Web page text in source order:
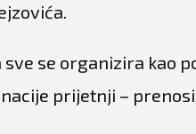
se organizira kao
prijetnji – prenosi